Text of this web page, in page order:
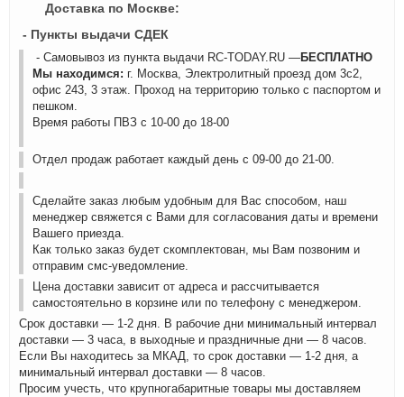
Доставка по Москве:
- Пункты выдачи СДЕК
- Самовывоз из пункта выдачи RC-TODAY.RU —БЕСПЛАТНО
Мы находимся: г. Москва, Электролитный проезд дом 3с2,
офис 243, 3 этаж. Проход на территорию только с паспортом и
пешком.
Время работы ПВЗ с 10-00 до 18-00
Отдел продаж работает каждый день с 09-00 до 21-00.
Сделайте заказ любым удобным для Вас способом, наш
менеджер свяжется с Вами для согласования даты и времени
Вашего приезда.
Как только заказ будет скомплектован, мы Вам позвоним и
отправим смс-уведомление.
Цена доставки зависит от адреса и рассчитывается
самостоятельно в корзине или по телефону с менеджером.
Срок доставки — 1-2 дня. В рабочие дни минимальный интервал
доставки — 3 часа, в выходные и праздничные дни — 8 часов.
Если Вы находитесь за МКАД, то срок доставки — 1-2 дня, а
минимальный интервал доставки — 8 часов.
Просим учесть, что крупногабаритные товары мы доставляем